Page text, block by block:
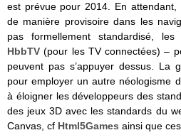
est prévue pour 2014. En
de manière provisoire dans les
pas formellement standardisé,
HbbTV (pour les TV connectées) –
peuvent pas s’appuyer dessus. La
pour employer un autre néologisme
à éloigner les développeurs des
des jeux 3D avec les standards du
Canvas, cf Html5Games ainsi que ces